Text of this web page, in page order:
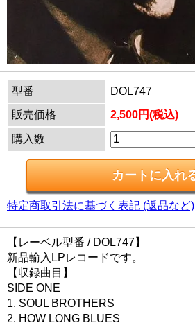
型番
DOL747
販売価格
2,500円(税込)
購入数
特定商取引法に基づく表記 (返品など)
【レーベル型番 / DOL747】
新品輸入LPレコードです。
【収録曲目】
SIDE ONE
1. SOUL BROTHERS
2. HOW LONG BLUES